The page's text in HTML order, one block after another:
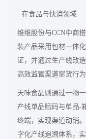
· 在食品与快消领域
维维股份与CCN中商
装产品采用包材一体
证，并通过生产线改
高效监管渠道窜货行为
天味食品则通过一物
产线单品赋码与单品-
终端，实现渠道动销
字化产线追溯体系，